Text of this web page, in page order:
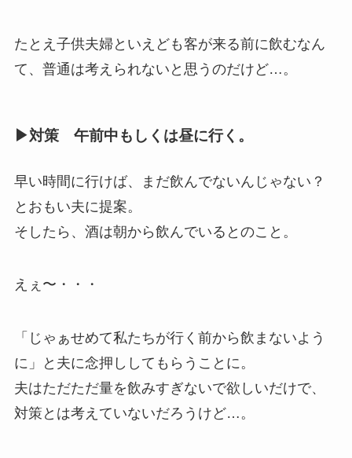
たとえ子供夫婦といえども客が来る前に飲むなん
て、普通は考えられないと思うのだけど…。
▶︎対策 午前中もしくは昼に行く。
早い時間に行けば、まだ飲んでないんじゃない？
とおもい夫に提案。
そしたら、酒は朝から飲んでいるとのこと。
えぇ〜・・・
「じゃぁせめて私たちが行く前から飲まないよう
に」と夫に念押ししてもらうことに。
夫はただただ量を飲みすぎないで欲しいだけで、
対策とは考えていないだろうけど…。